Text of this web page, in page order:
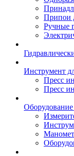
Припои
Ручные
Инструмент
Пресс
Пресс